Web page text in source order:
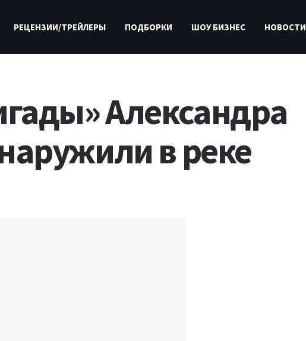
РЕЦЕНЗИИ/ТРЕЙЛЕРЫ ПОДБОРКИ ШОУ БИЗНЕС НОВОСТИ
Александра
в реке